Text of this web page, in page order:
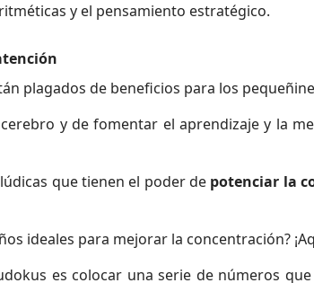
y el pensamiento estratégico.
plagados de beneficios para los
y de fomentar el aprendizaje y la
que tienen el poder de potenciar la
ideales para mejorar la concentración?
es colocar una serie de números